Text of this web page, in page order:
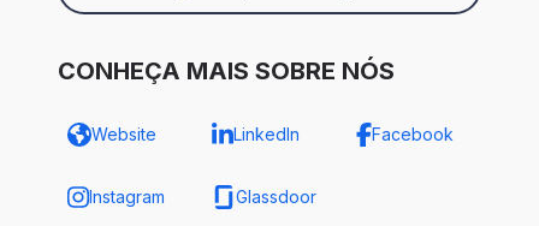
CONHEÇA MAIS SOBRE NÓS
Website LinkedIn Facebook
Instagram Glassdoor